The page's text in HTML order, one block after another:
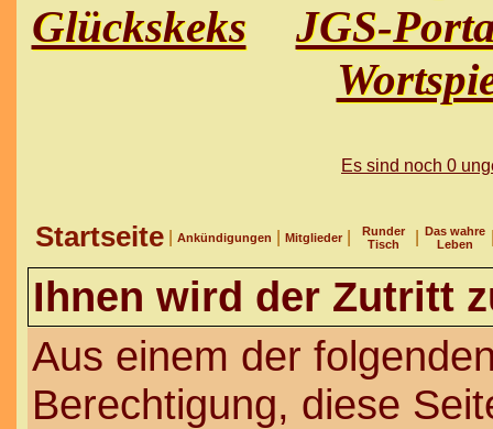
Glückskeks
JGS-
Es sind noch 0
Startseite Ankündigungen Mitglieder
Runder
Tisch
Das wahre
Leben
Ihnen wird der Zutritt
Aus einem der
Berechtigung, diese